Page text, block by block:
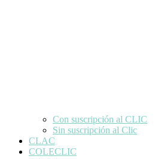
Con suscripción al CLIC
Sin suscripción al Clic
CLAC
COLECLIC